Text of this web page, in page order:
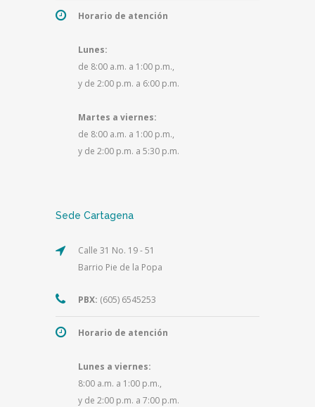
Horario de atención
Lunes:
de 8:00 a.m. a 1:00 p.m.,
y de 2:00 p.m. a 6:00 p.m.
Martes a viernes:
de 8:00 a.m. a 1:00 p.m.,
y de 2:00 p.m. a 5:30 p.m.
Sede Cartagena
Calle 31 No. 19 - 51
Barrio Pie de la Popa
PBX: (605) 6545253
Horario de atención
Lunes a viernes:
8:00 a.m. a 1:00 p.m.,
y de 2:00 p.m. a 7:00 p.m.